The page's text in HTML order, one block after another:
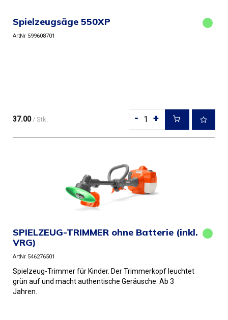
Spielzeugsäge 550XP
ArtNr 599608701
- +
37.00 / Stk.
SPIELZEUG-TRIMMER ohne Batterie (inkl.
VRG)
ArtNr 546276501
Spielzeug-Trimmer für Kinder. Der Trimmerkopf leuchtet
grün auf und macht authentische Geräusche. Ab 3
Jahren.